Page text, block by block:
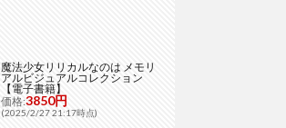
魔法少女リリカルなのは メモリ
アルビジュアルコレクション
【電子書籍】
価格:3850円
(2025/2/27 21:17時点)